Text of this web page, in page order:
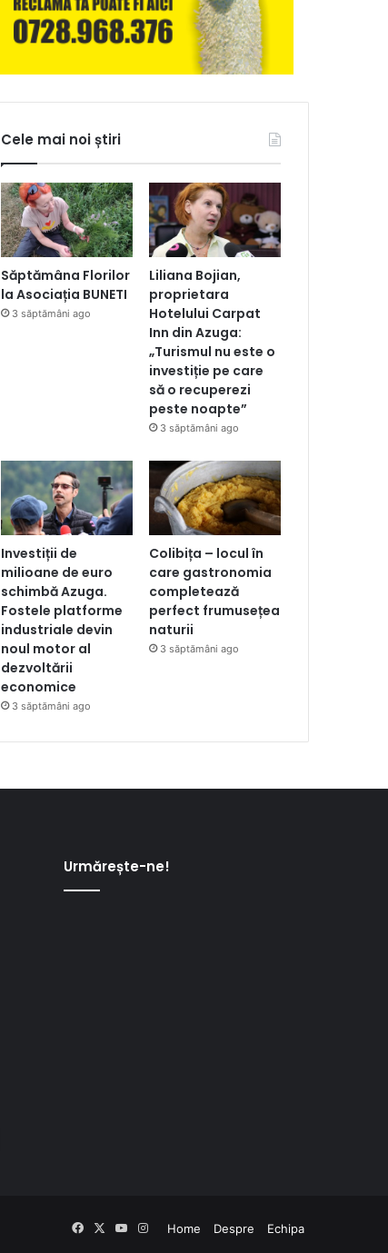
Cele mai noi știri
Săptămâna Florilor
la Asociația BUNETI
3 săptămâni ago
Liliana Bojian,
proprietara
Hotelului Carpat
Inn din Azuga:
„Turismul nu este o
investiție pe care
să o recuperezi
peste noapte”
3 săptămâni ago
Investiții de
milioane de euro
schimbă Azuga.
Fostele platforme
industriale devin
noul motor al
dezvoltării
economice
3 săptămâni ago
Colibița – locul în
care gastronomia
completează
perfect frumusețea
naturii
3 săptămâni ago
Urmărește-ne!
Home Despre Echipa
FacebookYouTube
Instagram